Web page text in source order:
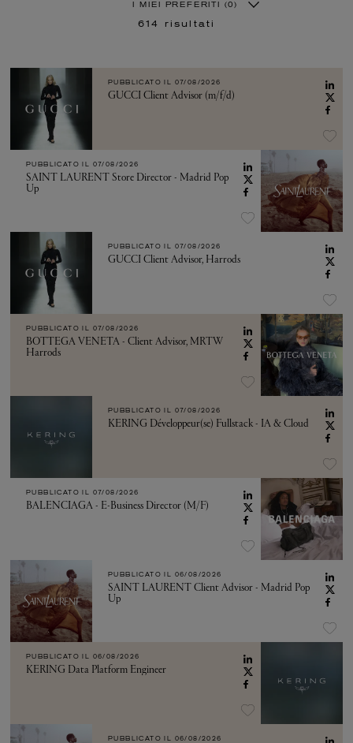
I MIEI PREFERITI (0)
614 risultati
PUBBLICATO IL 07/08/2026
GUCCI Client Advisor (m/f/d)
PUBBLICATO IL 07/08/2026
SAINT LAURENT Store Director - Madrid Pop
Up
PUBBLICATO IL 07/08/2026
GUCCI Client Advisor, Harrods
PUBBLICATO IL 07/08/2026
BOTTEGA VENETA - Client Advisor, MRTW
Harrods
PUBBLICATO IL 07/08/2026
KERING Développeur(se) Fullstack - IA & Cloud
PUBBLICATO IL 07/08/2026
BALENCIAGA - E-Business Director (M/F)
PUBBLICATO IL 06/08/2026
SAINT LAURENT Client Advisor - Madrid Pop
Up
PUBBLICATO IL 06/08/2026
KERING Data Platform Engineer
PUBBLICATO IL 06/08/2026